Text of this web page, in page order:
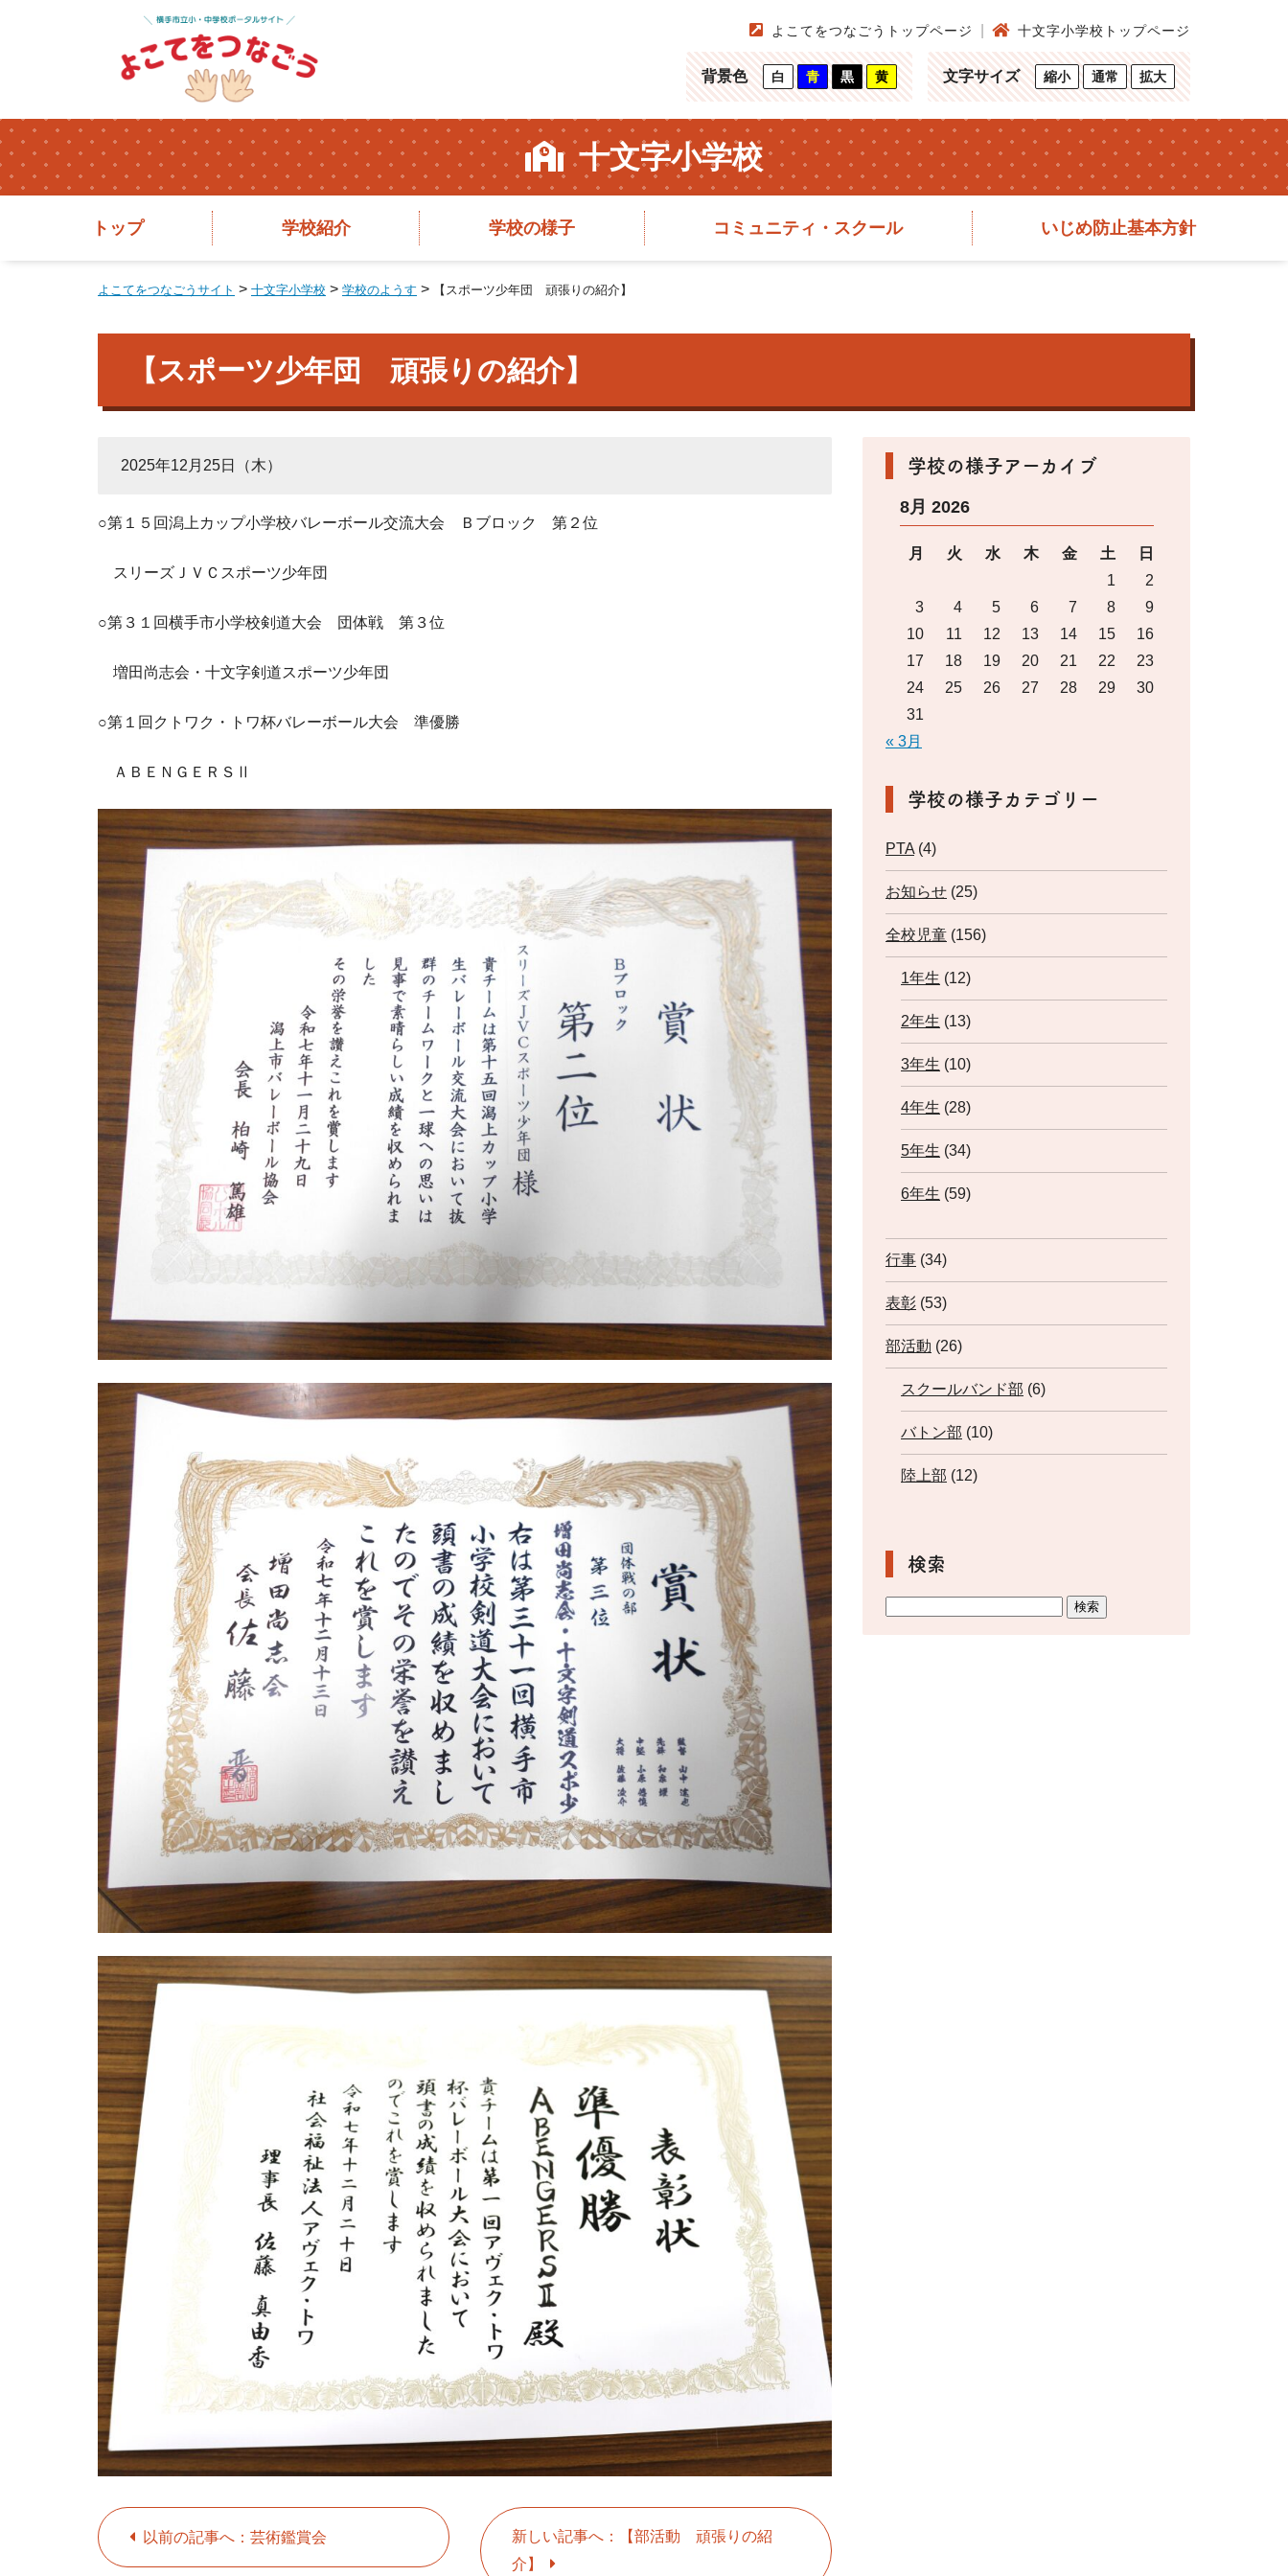
よこてをつなごうトップページ 十文字小学校トップページ
背景色 白 青 黒 黄 文字サイズ 縮小 通常 拡大
十文字小学校
トップ 学校紹介 学校の様子 コミュニティ・スクール いじめ防止基本方針
よこてをつなごうサイト > 十文字小学校 > 学校のようす > 【スポーツ少年団 頑張りの紹介】
【スポーツ少年団 頑張りの紹介】
2025年12月25日（木）
○第１５回潟上カップ小学校バレーボール交流大会 Ｂブロック 第２位
スリーズＪＶＣスポーツ少年団
○第３１回横手市小学校剣道大会 団体戦 第３位
増田尚志会・十文字剣道スポーツ少年団
○第１回クトワク・トワ杯バレーボール大会 準優勝
ＡＢＥＮＧＥＲＳⅡ
以前の記事へ：芸術鑑賞会
新しい記事へ：【部活動 頑張りの紹
介】
学校の様子アーカイブ
8月 2026
月 火 水 木 金 土
日
1
2
3
4 5 6 7 8
9
10
11 12 13 14 15
16
17
18 19 20 21 22
23
24
25 26 27 28 29
30
31
« 3月
学校の様子カテゴリー
PTA (4)
お知らせ (25)
全校児童 (156)
1年生 (12)
2年生 (13)
3年生 (10)
4年生 (28)
5年生 (34)
6年生 (59)
行事 (34)
表彰 (53)
部活動 (26)
スクールバンド部 (6)
バトン部 (10)
陸上部 (12)
検索